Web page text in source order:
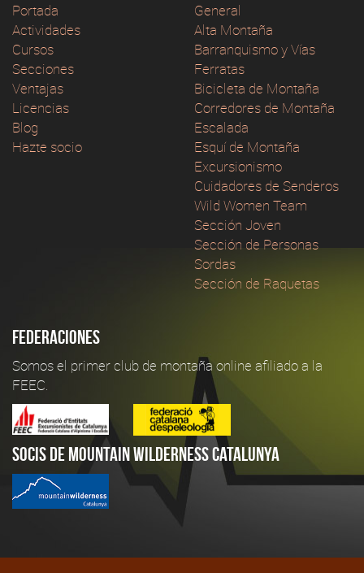
Portada
Actividades
Cursos
Secciones
Ventajas
Licencias
Blog
Hazte socio
General
Alta Montaña
Barranquismo y Vías
Ferratas
Bicicleta de Montaña
Corredores de Montaña
Escalada
Esquí de Montaña
Excursionismo
Cuidadores de Senderos
Wild Women Team
Sección Joven
Sección de Personas
Sordas
Sección de Raquetas
Federaciones
Somos el primer club de montaña online afiliado a la
FEEC.
Socis de Mountain Wilderness Catalunya